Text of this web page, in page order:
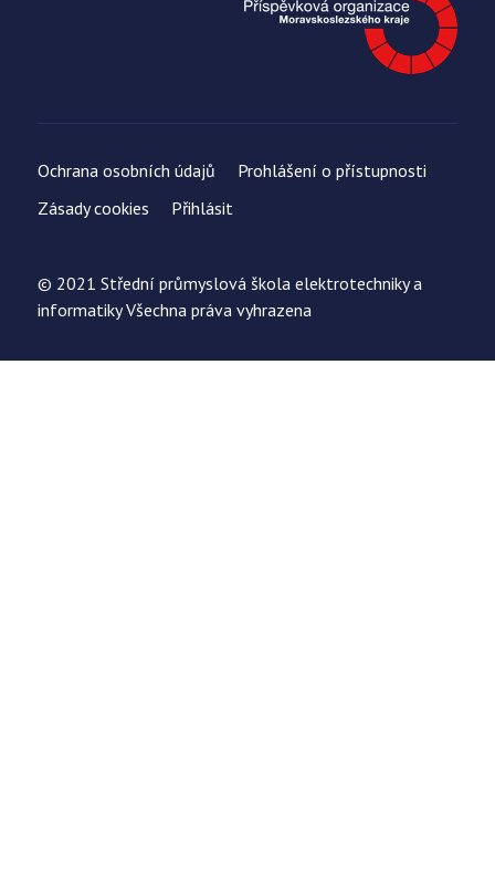
Ochrana osobních údajů
Prohlášení o přístupnosti
Zásady cookies
Přihlásit
© 2021 Střední průmyslová škola elektrotechniky a
informatiky Všechna práva vyhrazena